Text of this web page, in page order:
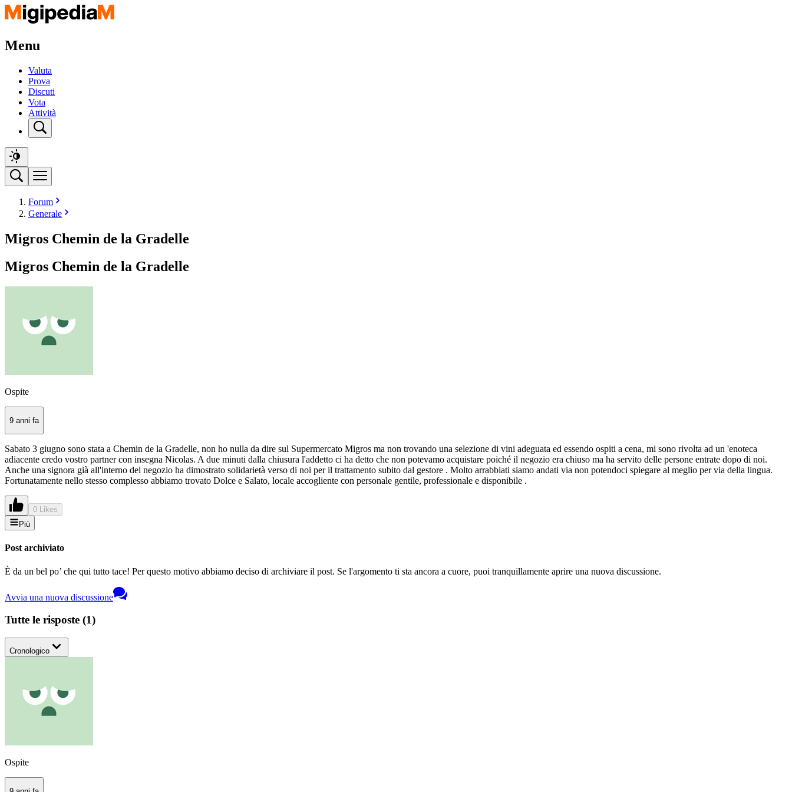
Menu
Valuta
Prova
Discuti
Vota
Attività
Forum
Generale
Migros Chemin de la Gradelle
Migros Chemin de la Gradelle
Ospite
9 anni fa
Sabato 3 giugno sono stata a Chemin de la Gradelle, non ho nulla da dire sul Supermercato Migros ma non trovando una selezione di vini adeguata ed essendo ospiti a cena, mi sono rivolta ad un 'enoteca
adiacente credo vostro partner con insegna Nicolas. A due minuti dalla chiusura l'addetto ci ha detto che non potevamo acquistare poiché il negozio era chiuso ma ha servito delle persone entrate dopo di noi.
Anche una signora già all'interno del negozio ha dimostrato solidarietà verso di noi per il trattamento subito dal gestore . Molto arrabbiati siamo andati via non potendoci spiegare al meglio per via della lingua.
Fortunatamente nello stesso complesso abbiamo trovato Dolce e Salato, locale accogliente con personale gentile, professionale e disponibile .
0 Likes
Più
Post archiviato
È da un bel po’ che qui tutto tace! Per questo motivo abbiamo deciso di archiviare il post. Se l'argomento ti sta ancora a cuore, puoi tranquillamente aprire una nuova discussione.
Avvia una nuova discussione
Tutte le risposte (1)
Cronologico
Ospite